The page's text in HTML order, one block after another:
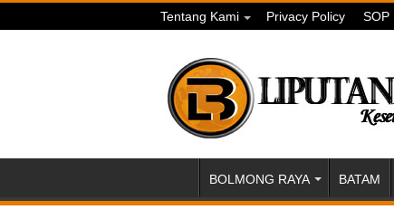
Tentang Kami Privacy Policy SOP
BOLMONG RAYA BATAM